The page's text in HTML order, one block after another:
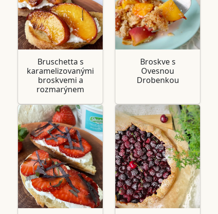
Bruschetta s
karamelizovanými
broskvemi a
rozmarýnem
Broskve s
Ovesnou
Drobenkou